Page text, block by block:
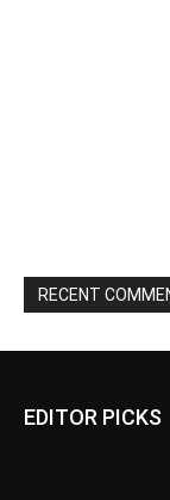
RECENT
EDITOR PICKS